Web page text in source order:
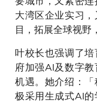
大湾区企业实习
目，拓展全球视野
叶校长也强调了
府加强AI及数字
机遇。她介绍：
极采用生成式AI